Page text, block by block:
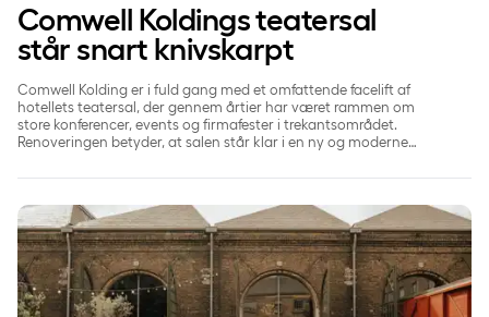
Comwell Koldings teatersal
står snart knivskarpt
Comwell Kolding er i fuld gang med et omfattende facelift af
hotellets teatersal, der gennem årtier har været rammen om
store konferencer, events og firmafester i trekantsområdet.
Renoveringen betyder, at salen står klar i en ny og moderne
vægge og lofter – og dermed kan huse alt fra kongresser og
Ideer til et uforglemmeligt bryllup i Aarhus